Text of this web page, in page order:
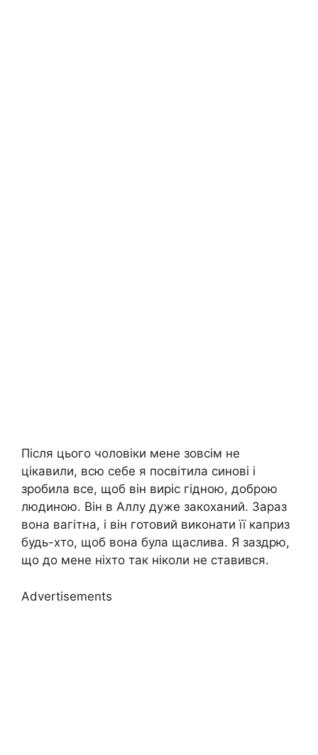
Після цього чоловіки мене зовсім не
цікавили, всю себе я посвітила синові і
зробила все, щоб він виріс гідною, доброю
людиною. Він в Аллу дуже закоханий. Зараз
вона вагітна, і він готовий виконати її каприз
будь-хто, щоб вона була щаслива. Я заздрю,
що до мене ніхто так ніколи не ставився.
Advertisements